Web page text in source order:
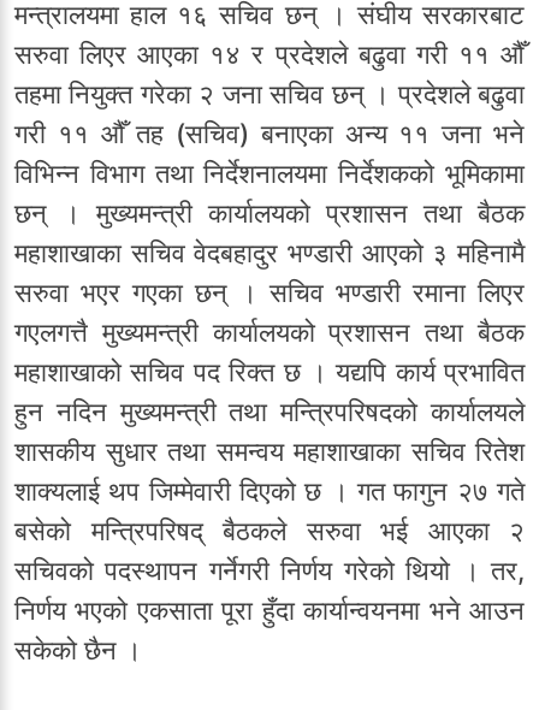
मन्त्रालयमा हाल १६ सचिव छन् । संघीय सरकारबाट
सरुवा लिएर आएका १४ र प्रदेशले बढुवा गरी ११ औँ
तहमा नियुक्त गरेका २ जना सचिव छन् । प्रदेशले बढुवा
गरी ११ औँ तह (सचिव) बनाएका अन्य ११ जना भने
विभिन्न विभाग तथा निर्देशनालयमा निर्देशकको भूमिकामा
छन् । मुख्यमन्त्री कार्यालयको प्रशासन तथा बैठक
महाशाखाका सचिव वेदबहादुर भण्डारी आएको ३ महिनामै
सरुवा भएर गएका छन् । सचिव भण्डारी रमाना लिएर
गएलगत्तै मुख्यमन्त्री कार्यालयको प्रशासन तथा बैठक
महाशाखाको सचिव पद रिक्त छ । यद्यपि कार्य प्रभावित
हुन नदिन मुख्यमन्त्री तथा मन्त्रिपरिषदको कार्यालयले
शासकीय सुधार तथा समन्वय महाशाखाका सचिव रितेश
शाक्यलाई थप जिम्मेवारी दिएको छ । गत फागुन २७ गते
बसेको मन्त्रिपरिषद् बैठकले सरुवा भई आएका २
सचिवको पदस्थापन गर्नेगरी निर्णय गरेको थियो । तर,
निर्णय भएको एकसाता पूरा हुँदा कार्यान्वयनमा भने आउन
सकेको छैन ।